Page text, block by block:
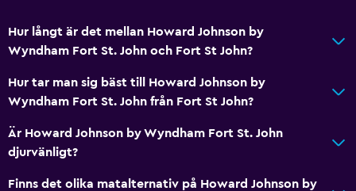
Hur långt är det mellan Howard Johnson by
Wyndham Fort St. John och Fort St John?
Hur tar man sig bäst till Howard Johnson by
Wyndham Fort St. John från Fort St John?
Är Howard Johnson by Wyndham Fort St. John
djurvänligt?
Finns det olika matalternativ på Howard Johnson by